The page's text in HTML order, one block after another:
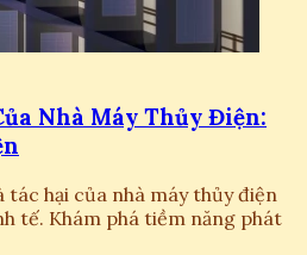
Nhà Máy Thủy Điện:
tác hại của nhà máy thủy điện
tế. Khám phá tiềm năng phát